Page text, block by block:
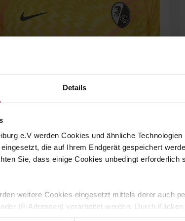
Details
e.V werden Cookies und ähnliche
die auf Ihrem Endgerät gespeichert
Sie, dass einige Cookies unbedingt erforderlich
weitere Cookies eingesetzt mittels derer auch
IP-Adressen) verarbeitet werden. Durch Klicken
aller aufgeführten Cookies und der
MEHR ZU DEN SC-FRAUEN